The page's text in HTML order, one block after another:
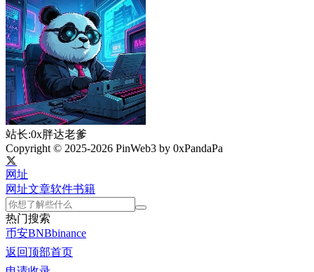
站长:0x胖达老爹
Copyright © 2025-2026 PinWeb3 by 0xPandaPa
网址
网址文章软件书籍
热门搜索
币安BNBbinance
返回顶部首页